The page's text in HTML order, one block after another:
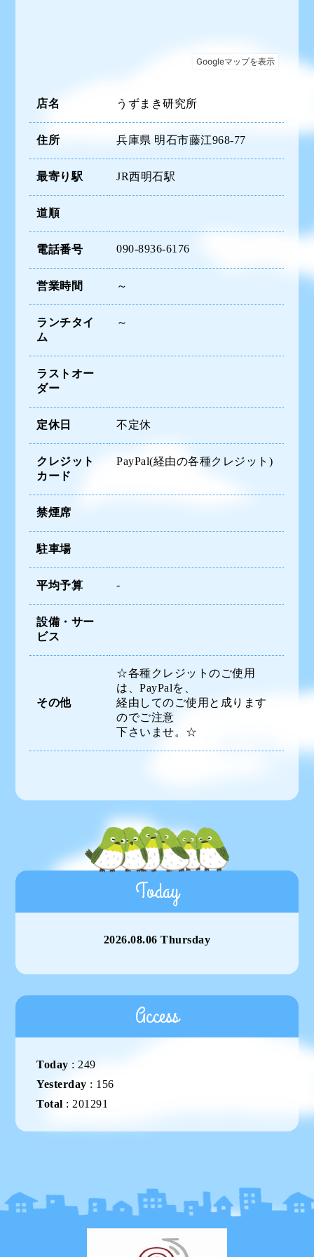
店名 うずまき研究所
住所 兵庫県 明石市藤江968-77
最寄り駅 JR西明石駅
道順
電話番号 090-8936-6176
営業時間 ～
ランチタイ
ム
～
ラストオー
ダー
定休日 不定休
クレジット
カード
PayPal(経由の各種クレジット)
禁煙席
駐車場
平均予算 -
設備・サー
ビス
その他
☆各種クレジットのご使用
は、PayPalを、
経由してのご使用と成ります
のでご注意
下さいませ。☆
Today
2026.08.06 Thursday
Access
Today : 249
Yesterday : 156
Total : 201291